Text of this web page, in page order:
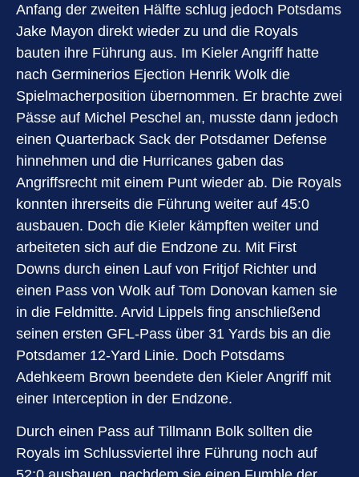
Anfang der zweiten Hälfte schlug jedoch Potsdams
Jake Mayon direkt wieder zu und die Royals
bauten ihre Führung aus. Im Kieler Angriff hatte
nach Germinerios Ejection Henrik Wolk die
Spielmacherposition übernommen. Er brachte zwei
Pässe auf Michel Peschel an, musste dann jedoch
einen Quarterback Sack der Potsdamer Defense
hinnehmen und die Hurricanes gaben das
Angriffsrecht mit einem Punt wieder ab. Die Royals
konnten ihrerseits die Führung weiter auf 45:0
ausbauen. Doch die Kieler kämpften weiter und
arbeiteten sich auf die Endzone zu. Mit First
Downs durch einen Lauf von Fritjof Richter und
einen Pass von Wolk auf Tom Donovan kamen sie
in die Feldmitte. Arvid Lippels fing anschließend
seinen ersten GFL-Pass über 31 Yards bis an die
Potsdamer 12-Yard Linie. Doch Potsdams
Adehkeem Brown beendete den Kieler Angriff mit
einer Interception in der Endzone.
Durch einen Pass auf Tillmann Bolk sollten die
Royals im Schlussviertel ihre Führung noch auf